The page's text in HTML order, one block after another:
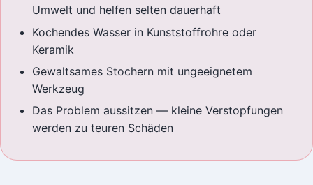
Umwelt und helfen selten dauerhaft
Kochendes Wasser in Kunststoffrohre oder
Keramik
Gewaltsames Stochern mit ungeeignetem
Werkzeug
Das Problem aussitzen — kleine Verstopfungen
werden zu teuren Schäden